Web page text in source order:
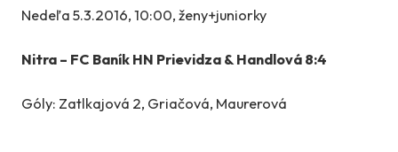
Nedeľa 5.3.2016, 10:00, ženy+juniorky
Nitra – FC Baník HN Prievidza & Handlová 8:4
Góly: Zatlkajová 2, Griačová, Maurerová